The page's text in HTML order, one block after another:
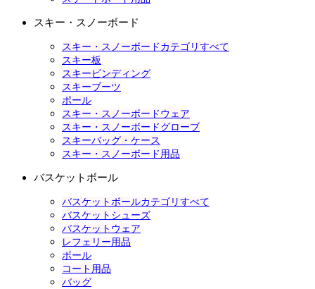
スキー・スノーボード
スキー・スノーボードカテゴリすべて
スキー板
スキービンディング
スキーブーツ
ポール
スキー・スノーボードウェア
スキー・スノーボードグローブ
スキーバッグ・ケース
スキー・スノーボード用品
バスケットボール
バスケットボールカテゴリすべて
バスケットシューズ
バスケットウェア
レフェリー用品
ボール
コート用品
バッグ